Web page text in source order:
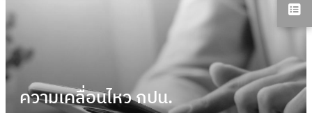
ความเคลื่อนไหว กปน.